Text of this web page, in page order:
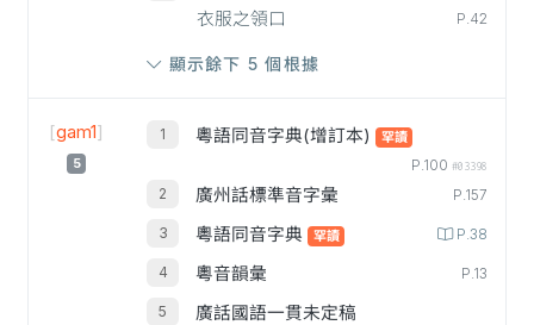
衣服之領口
P.42
顯示餘下 5 個根據
[gam1]
5
粵語同音字典(增訂本) 罕讀
P.100 #03398
廣州話標準音字彙 P.157
粵語同音字典 罕讀 P.38
粵音韻彙 P.13
廣話國語一貫未定稿